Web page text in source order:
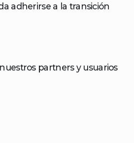
adherirse a la transición
partners y usuarios